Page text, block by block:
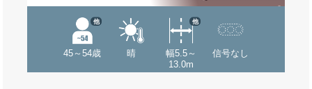
45～54歳
他
晴
幅5.5～
13.0m
他
信号なし